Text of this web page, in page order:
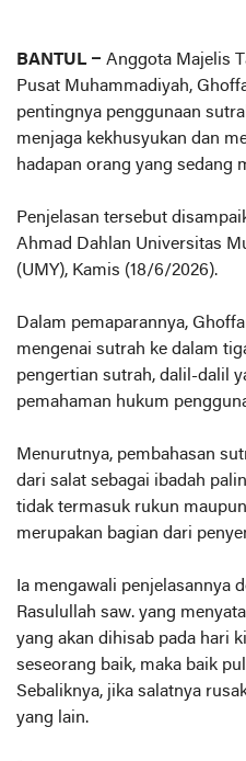
BANTUL – Anggota Majelis
Pusat Muhammadiyah,
pentingnya penggunaan
menjaga kekhusyukan dan
hadapan orang yang sedang
Penjelasan tersebut
Ahmad Dahlan Universitas
(UMY), Kamis (18/6/2026).
Dalam pemaparannya,
mengenai sutrah ke dalam
pengertian sutrah, dalil-dalil
pemahaman hukum
Menurutnya, pembahasan
dari salat sebagai ibadah
tidak termasuk rukun
merupakan bagian dari
Ia mengawali penjelasannya
Rasulullah saw. yang
yang akan dihisab pada hari
seseorang baik, maka baik
Sebaliknya, jika salatnya
yang lain.